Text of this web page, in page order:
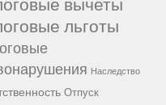
льготы
Наследство
Отпуск